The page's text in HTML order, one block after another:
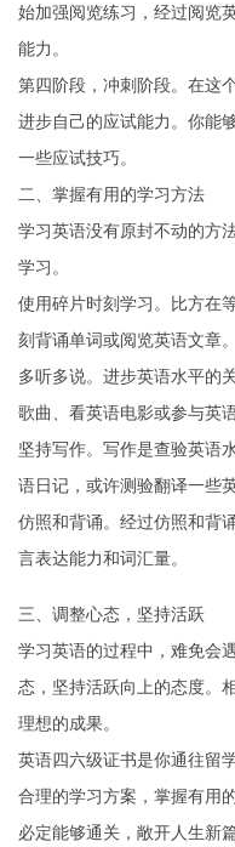
始加强阅览练习，经过阅览
能力。
第四阶段，冲刺阶段。在这
进步自己的应试能力。你能
一些应试技巧。
二、掌握有用的学习方法
学习英语没有原封不动的方
学习。
使用碎片时刻学习。比方在
刻背诵单词或阅览英语文章。
多听多说。进步英语水平的
歌曲、看英语电影或参与英
坚持写作。写作是查验英语
语日记，或许测验翻译一些
仿照和背诵。经过仿照和背
言表达能力和词汇量。
三、调整心态，坚持活跃
学习英语的过程中，难免会
态，坚持活跃向上的态度。
理想的成果。
英语四六级证书是你通往留
合理的学习方案，掌握有用
必定能够通关，敞开人生新